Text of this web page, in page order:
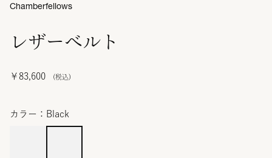
レザーベルト
￥83,600
Chamberfellows
カラー：Black